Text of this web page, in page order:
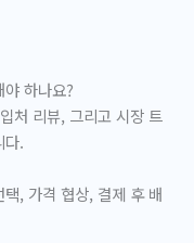
하나요?
처 리뷰, 그리고 시장 트
다.
, 가격 협상, 결제 후 배